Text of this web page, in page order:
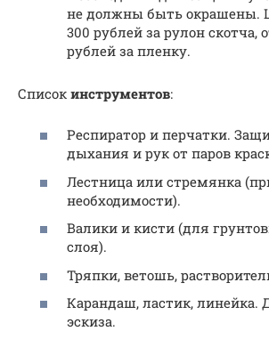
не должны быть окрашены.
300 рублей за рулон скотча,
рублей за пленку.
Список инструментов:
Респиратор и перчатки.
дыхания и рук от паров
Лестница или стремянка
необходимости).
Валики и кисти (для
слоя).
Тряпки, ветошь,
Карандаш, ластик, линейка.
эскиза.